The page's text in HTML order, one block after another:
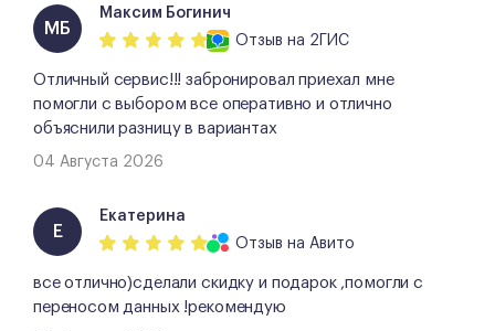
МБ
Максим Богинич
Отзыв на 2ГИС
Отличный сервис!!! забронировал приехал мне
помогли с выбором все оперативно и отлично
объяснили разницу в вариантах
04 Августа 2026
Е
Екатерина
Отзыв на Авито
все отлично)сделали скидку и подарок ,помогли с
переносом данных !рекомендую